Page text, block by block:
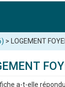
> LOGEMENT
a-t-elle